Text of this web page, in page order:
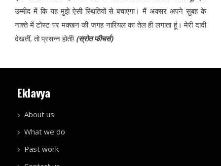
उम्मीद में कि यह मुझे ऐसी स्थितियों से बचाएगा। मैं अक्सर अपने सुबह के
नाश्ते में टोस्ट पर मक्खन की जगह नारियल का तेल ही लगाता हूं। मेरी दादी
देखतीं, तो प्रसन्न होतीं! (स्रोत फीचर्स)
Eklavya
About us
What we do
Past work